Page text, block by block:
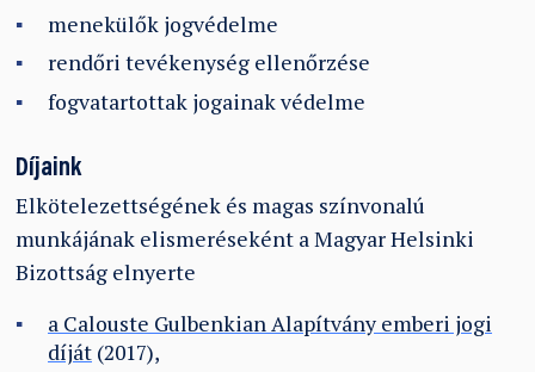
menekülők jogvédelme
rendőri tevékenység ellenőrzése
fogvatartottak jogainak védelme
Díjaink
Elkötelezettségének és magas színvonalú
munkájának elismeréseként a Magyar Helsinki
Bizottság elnyerte
a Calouste Gulbenkian Alapítvány emberi jogi
díját (2017),